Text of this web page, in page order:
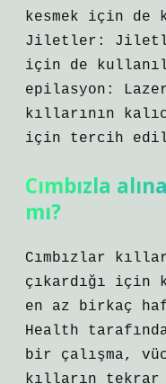
kesmek için
Jiletler:
için de
epilasyon:
kıllarının
için tercih
Cımbızla
mı?
Cımbızlar
çıkardığı için
en az birkaç
Health
bir çalışma,
kılların tekrar